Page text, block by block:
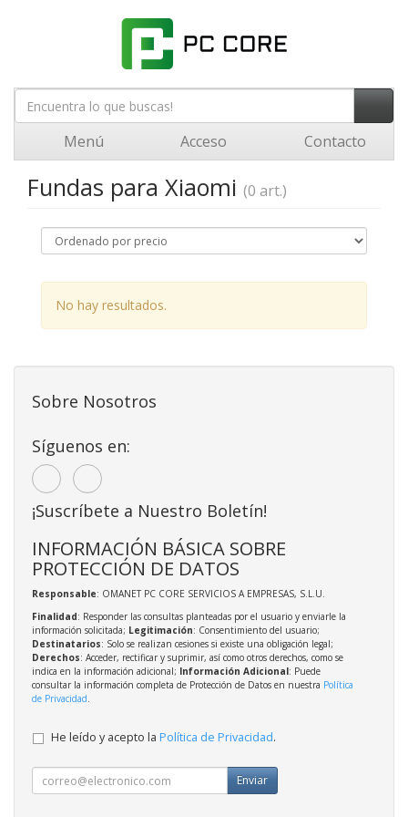
Menú Acceso Contacto
Fundas para Xiaomi (0 art.)
No hay resultados.
Sobre Nosotros
Síguenos en:
¡Suscríbete a Nuestro Boletín!
INFORMACIÓN BÁSICA SOBRE
PROTECCIÓN DE DATOS
Responsable: OMANET PC CORE SERVICIOS A EMPRESAS, S.L.U.
Finalidad: Responder las consultas planteadas por el usuario y enviarle la
información solicitada; Legitimación: Consentimiento del usuario;
Destinatarios: Solo se realizan cesiones si existe una obligación legal;
Derechos: Acceder, rectificar y suprimir, así como otros derechos, como se
indica en la información adicional; Información Adicional: Puede
consultar la información completa de Protección de Datos en nuestra Política
de Privacidad.
He leído y acepto la Política de Privacidad.
Enviar